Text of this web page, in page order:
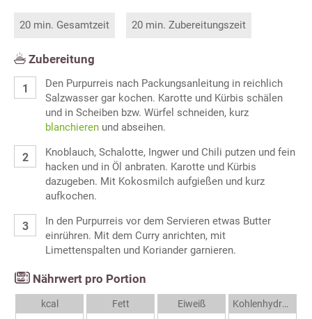
20 min. Gesamtzeit 20 min. Zubereitungszeit
Zubereitung
Den Purpurreis nach Packungsanleitung in reichlich
Salzwasser gar kochen. Karotte und Kürbis schälen
und in Scheiben bzw. Würfel schneiden, kurz
blanchieren und abseihen.
Knoblauch, Schalotte, Ingwer und Chili putzen und fein
hacken und in Öl anbraten. Karotte und Kürbis
dazugeben. Mit Kokosmilch aufgießen und kurz
aufkochen.
In den Purpurreis vor dem Servieren etwas Butter
einrühren. Mit dem Curry anrichten, mit
Limettenspalten und Koriander garnieren.
Nährwert pro Portion
kcal
Fett
Eiweiß
Kohlenhydrate